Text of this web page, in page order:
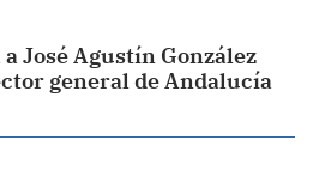
José Agustín González
general de Andalucía